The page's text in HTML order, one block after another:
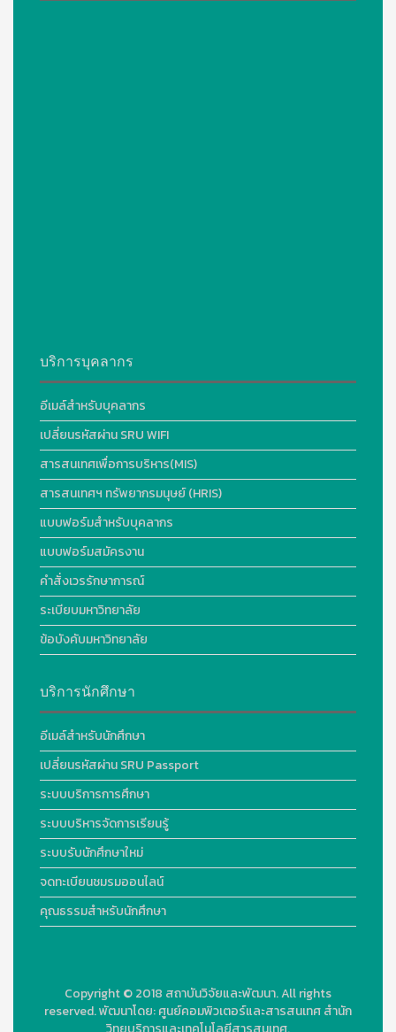
บริการบุคลากร
อีเมล์สำหรับบุคลากร
เปลี่ยนรหัสผ่าน SRU WIFI
สารสนเทศเพื่อการบริหาร(MIS)
สารสนเทศฯ ทรัพยากรมนุษย์ (HRIS)
แบบฟอร์มสำหรับบุคลากร
แบบฟอร์มสมัครงาน
คำสั่งเวรรักษาการณ์
ระเบียบมหาวิทยาลัย
ข้อบังคับมหาวิทยาลัย
บริการนักศึกษา
อีเมล์สำหรับนักศึกษา
เปลี่ยนรหัสผ่าน SRU Passport
ระบบบริการการศึกษา
ระบบบริหารจัดการเรียนรู้
ระบบรับนักศึกษาใหม่
จดทะเบียนชมรมออนไลน์
คุณธรรมสำหรับนักศึกษา
Copyright © 2018 สถาบันวิจัยและพัฒนา. All rights
reserved.พัฒนาโดย:ศูนย์คอมพิวเตอร์และสารสนเทศ สำนัก